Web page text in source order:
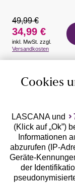
Geprüfte
49,99 €
34,99 €
inkl. MwSt. zzgl.
Versandkosten
Cookies
LASCANA und
(Klick auf „Ok”)
Informationen
abzurufen (IP-
Geräte-
der